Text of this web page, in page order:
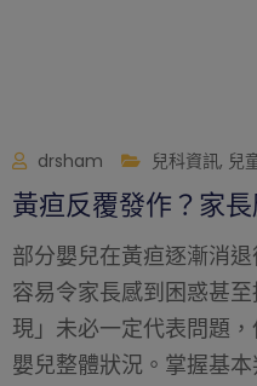
drsham 兒科資訊,
黃疸會影響孩子的
不少家長在照顧初生嬰
為常，但當涉及「會否
引起擔憂。事實上，黃
在於嚴重程度及是否及